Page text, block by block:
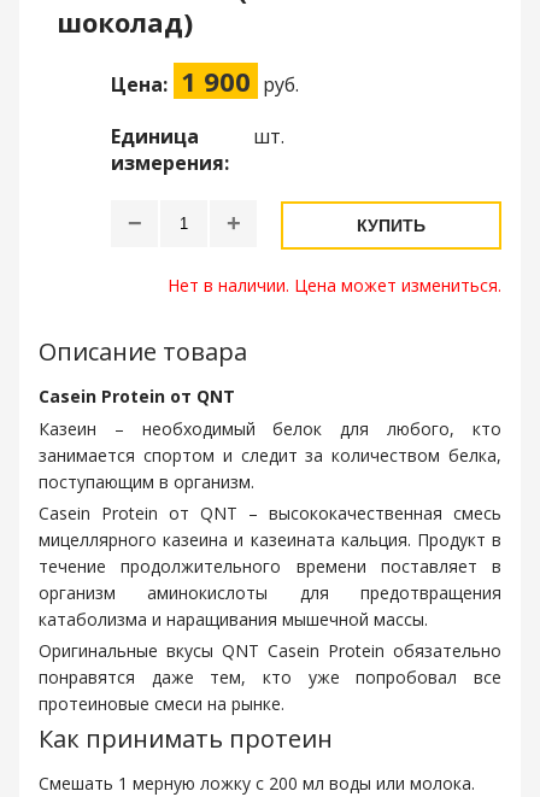
шоколад)
Цена: 1 900 руб.
Единица
измерения:
шт.
− + КУПИТЬ
Нет в наличии. Цена может измениться.
Описание товара
Casein Protein от QNT
Казеин – необходимый белок для любого, кто
занимается спортом и следит за количеством белка,
поступающим в организм.
Casein Protein от QNT – высококачественная смесь
мицеллярного казеина и казеината кальция. Продукт в
течение продолжительного времени поставляет в
организм аминокислоты для предотвращения
катаболизма и наращивания мышечной массы.
Оригинальные вкусы QNT Casein Protein обязательно
понравятся даже тем, кто уже попробовал все
протеиновые смеси на рынке.
Как принимать протеин
Смешать 1 мерную ложку с 200 мл воды или молока.